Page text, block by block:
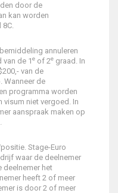
door de
kan worden
annuleren
van de 1e of 2e graad. In
van de
Wanneer de
programma worden
niet vergoed. In
aanspraak maken op
Stage-Euro
waar de deelnemer
deelnemer het
heeft 2 of meer
is door 2 of meer